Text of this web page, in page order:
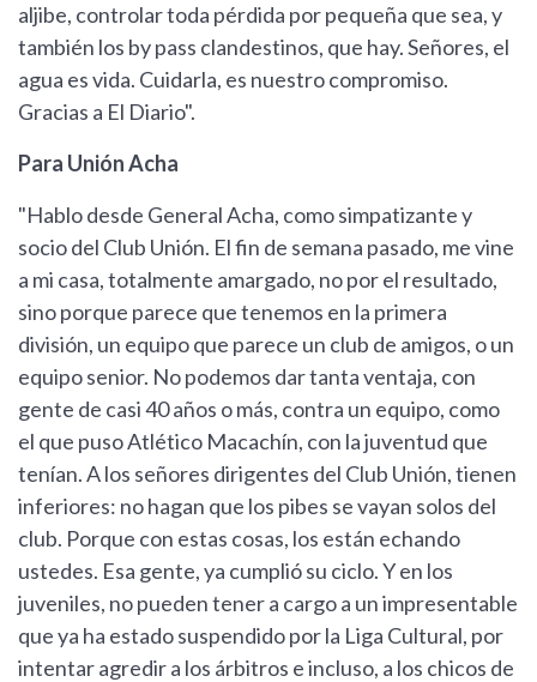
aljibe, controlar toda pérdida por pequeña que sea, y
también los by pass clandestinos, que hay. Señores, el
agua es vida. Cuidarla, es nuestro compromiso.
Gracias a El Diario".
Para Unión Acha
"Hablo desde General Acha, como simpatizante y
socio del Club Unión. El fin de semana pasado, me vine
a mi casa, totalmente amargado, no por el resultado,
sino porque parece que tenemos en la primera
división, un equipo que parece un club de amigos, o un
equipo senior. No podemos dar tanta ventaja, con
gente de casi 40 años o más, contra un equipo, como
el que puso Atlético Macachín, con la juventud que
tenían. A los señores dirigentes del Club Unión, tienen
inferiores: no hagan que los pibes se vayan solos del
club. Porque con estas cosas, los están echando
ustedes. Esa gente, ya cumplió su ciclo. Y en los
juveniles, no pueden tener a cargo a un impresentable
que ya ha estado suspendido por la Liga Cultural, por
intentar agredir a los árbitros e incluso, a los chicos de